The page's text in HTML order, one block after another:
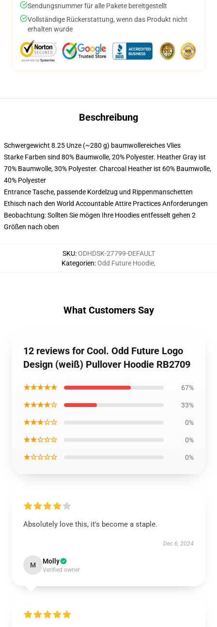
Sendungsnummer für alle Pakete bereitgestellt
Vollständige Rückerstattung, wenn das Produkt nicht
erhalten wurde
Beschreibung
Schwergewicht 8.25 Unze (~280 g) baumwollereiches Vlies
Starke Farben sind 80% Baumwolle, 20% Polyester. Heather Gray ist
70% Baumwolle, 30% Polyester. Charcoal Heather ist 60% Baumwolle,
40% Polyester
Entrance Tasche, passende Kordelzug und Rippenmanschetten
Ethisch nach den World Accountable Attire Practices Anforderungen
Beobachtung: Sollten Sie mögen Ihre Hoodies entfesselt gehen 2
Größen nach oben
SKU:ODHDSK-27799-DEFAULT
Kategorien:Odd Future Hoodie,
What Customers Say
12 reviews for Cool. Odd Future Logo
Design (weiß) Pullover Hoodie RB2709
★★★★★ 67%
★★★★☆ 33%
★★★☆☆ 0%
★★☆☆☆ 0%
★☆☆☆☆ 0%
Absolutely love this, it's become a staple.
Dec 6, 2024
M Molly
Verified owner